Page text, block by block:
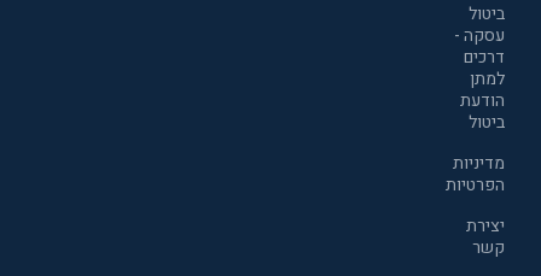
ביטול
עסקה -
דרכים
למתן
הודעת
ביטול
מדיניות
הפרטיות
יצירת
קשר